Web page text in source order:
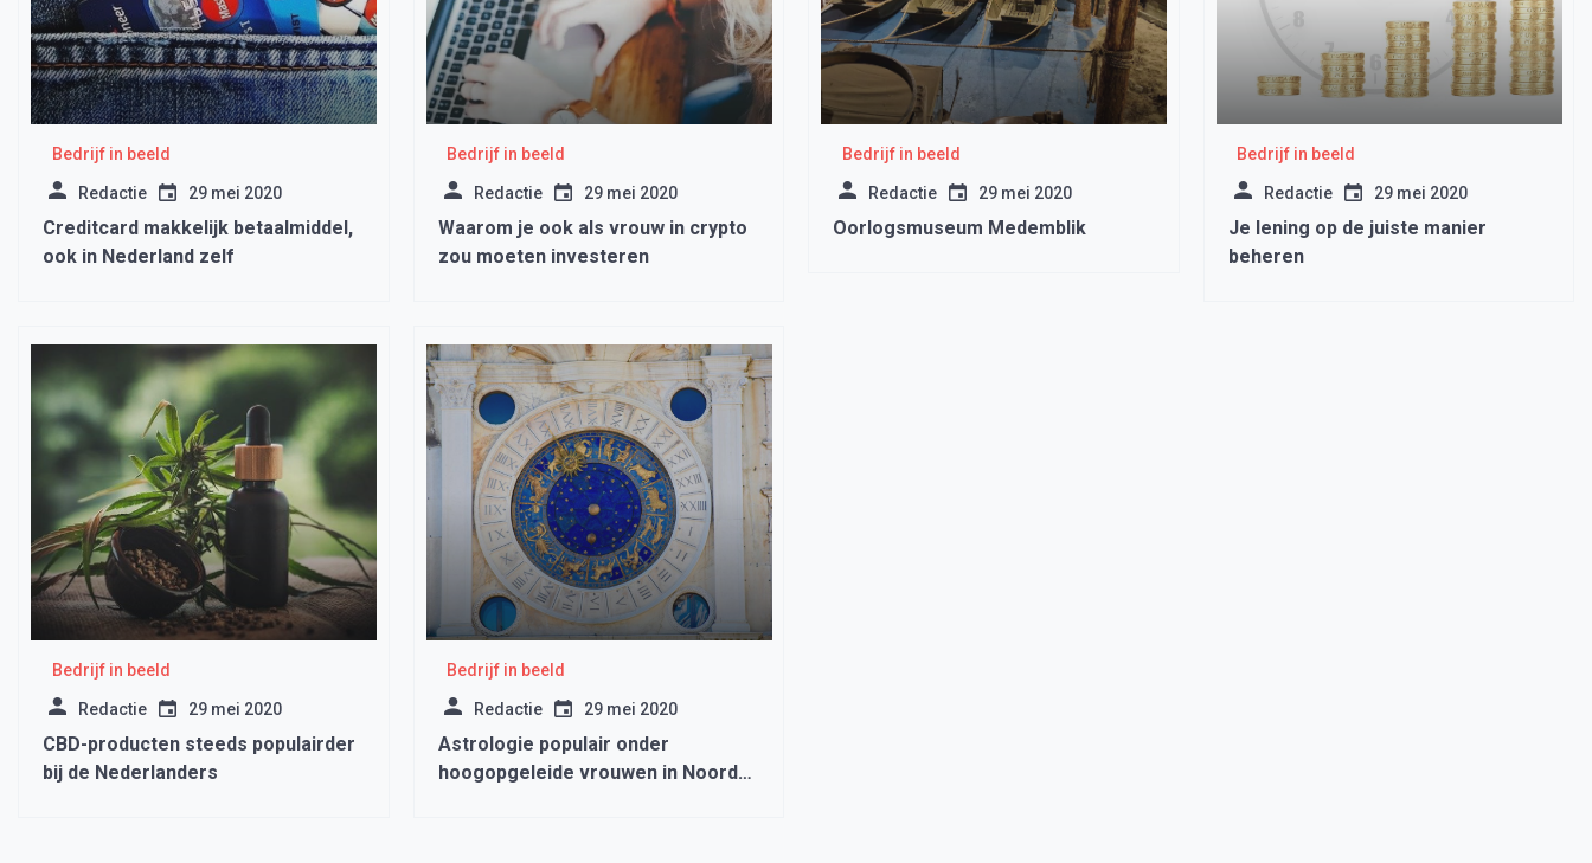
Bedrijf in beeld
Redactie 29 mei 2020
Creditcard makkelijk betaalmiddel,
ook in Nederland zelf
Bedrijf in beeld
Redactie 29 mei 2020
Waarom je ook als vrouw in crypto
zou moeten investeren
Bedrijf in beeld
Redactie 29 mei 2020
Oorlogsmuseum Medemblik
Bedrijf in beeld
Redactie 29 mei 2020
Je lening op de juiste manier
beheren
Bedrijf in beeld
Redactie 29 mei 2020
CBD-producten steeds populairder
bij de Nederlanders
Bedrijf in beeld
Redactie 29 mei 2020
Astrologie populair onder
hoogopgeleide vrouwen in Noord